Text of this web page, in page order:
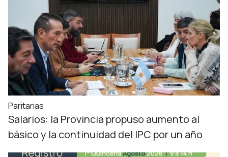
Paritarias
Salarios: la Provincia propuso aumento al
básico y la continuidad del IPC por un año